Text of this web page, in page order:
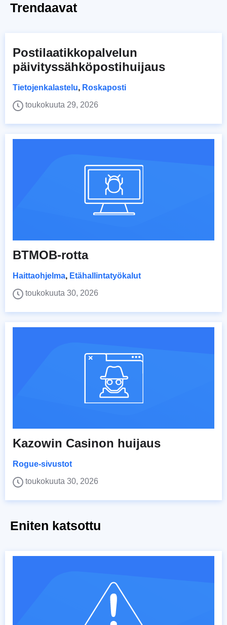
Trendaavat
Postilaatikkopalvelun
päivityssähköpostihuijaus
Tietojenkalastelu, Roskaposti
toukokuuta 29, 2026
BTMOB-rotta
Haittaohjelma, Etähallintatyökalut
toukokuuta 30, 2026
Kazowin Casinon huijaus
Rogue-sivustot
toukokuuta 30, 2026
Eniten katsottu